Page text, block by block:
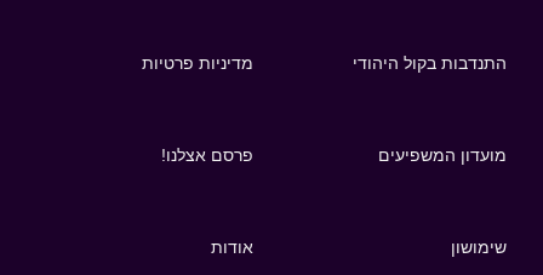
התנדבות בקול היהודי מדיניות פרטיות
מועדון המשפיעים פרסם אצלנו!
שימושון אודות